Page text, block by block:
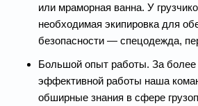
или мраморная ванна. У
необходимая экипировка для
безопасности — спецодежда,
Большой опыт работы. За более
эффективной работы наша
обширные знания в сфере